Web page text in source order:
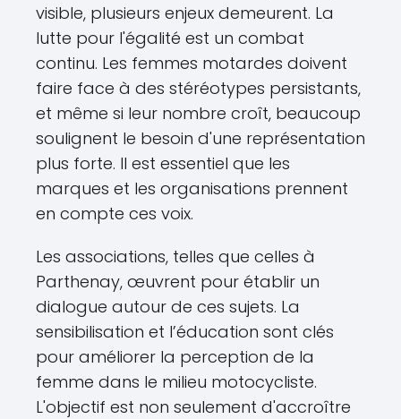
visible, plusieurs enjeux demeurent. La
lutte pour l'égalité est un combat
continu. Les femmes motardes doivent
faire face à des stéréotypes persistants,
et même si leur nombre croît, beaucoup
soulignent le besoin d'une représentation
plus forte. Il est essentiel que les
marques et les organisations prennent
en compte ces voix.
Les associations, telles que celles à
Parthenay, œuvrent pour établir un
dialogue autour de ces sujets. La
sensibilisation et l’éducation sont clés
pour améliorer la perception de la
femme dans le milieu motocycliste.
L'objectif est non seulement d'accroître